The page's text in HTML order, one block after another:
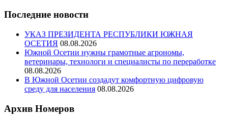
Последние новости
УКАЗ ПРЕЗИДЕНТА РЕСПУБЛИКИ ЮЖНАЯ
ОСЕТИЯ 08.08.2026
Южной Осетии нужны грамотные агрономы,
ветеринары, технологи и специалисты по переработке
08.08.2026
В Южной Осетии создадут комфортную цифровую
среду для населения 08.08.2026
Архив Номеров